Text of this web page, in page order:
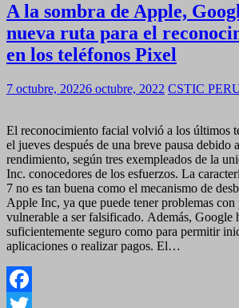
A la sombra de Apple,
nueva ruta para el
en los teléfonos Pixel
7 octubre, 20226 octubre, 2022 CSTIC
El reconocimiento facial volvió a los últimos
el jueves después de una breve pausa debido
rendimiento, según tres exempleados de la
Inc. conocedores de los esfuerzos. La
7 no es tan buena como el mecanismo de
Apple Inc, ya que puede tener problemas con
vulnerable a ser falsificado. Además, Google
suficientemente seguro como para permitir
aplicaciones o realizar pagos. El…
Facebook